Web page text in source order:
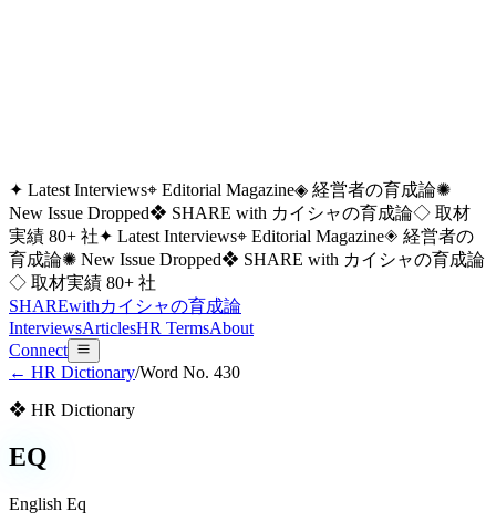
✦ Latest Interviews⌖ Editorial Magazine◈ 経営者の育成論✺
New Issue Dropped❖ SHARE with カイシャの育成論◇ 取材
実績 80+ 社✦ Latest Interviews⌖ Editorial Magazine◈ 経営者の
育成論✺ New Issue Dropped❖ SHARE with カイシャの育成論
◇ 取材実績 80+ 社
SHAREwithカイシャの育成論
InterviewsArticlesHR TermsAbout
Connect
← HR Dictionary/Word No. 430
❖ HR Dictionary
EQ
English Eq